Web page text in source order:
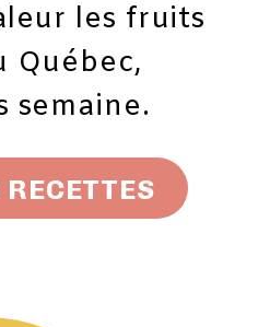
les fruits
Québec,
semaine.